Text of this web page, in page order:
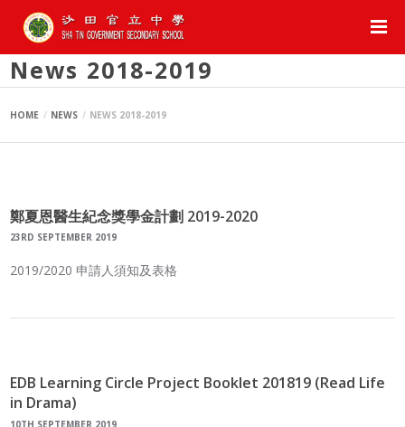
News 2018-2019
HOME NEWS NEWS 2018-2019
鄭夏恩醫生紀念獎學金計劃 2019-2020
23RD SEPTEMBER 2019
2019/2020 申請人須知及表格
EDB Learning Circle Project Booklet 201819 (Read Life
in Drama)
10TH SEPTEMBER 2019